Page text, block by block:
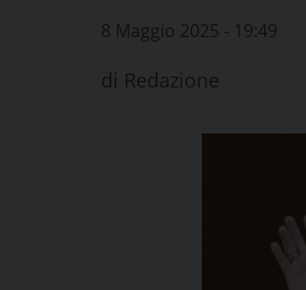
8 Maggio 2025 - 19:49
di Redazione